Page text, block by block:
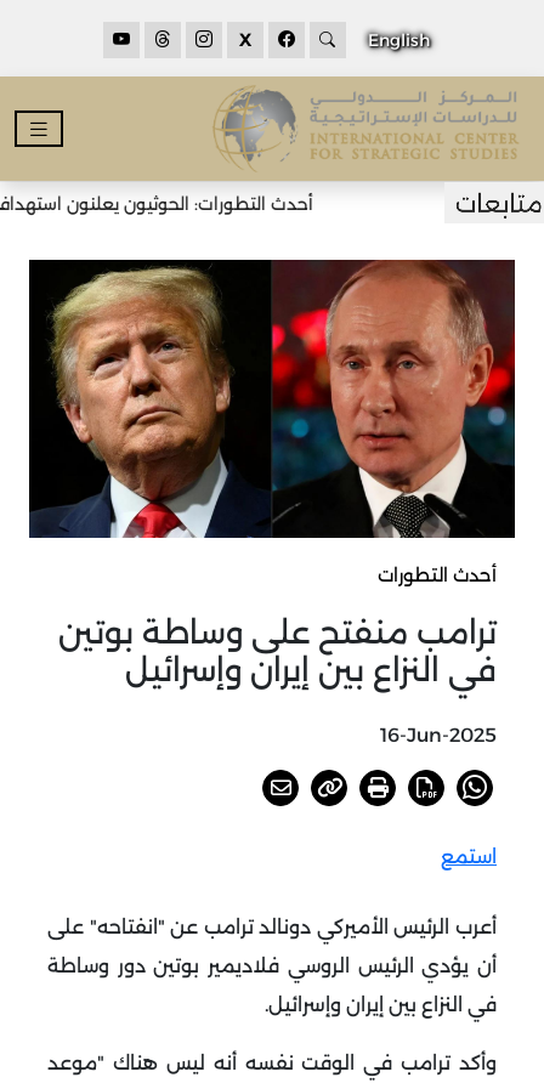
English
X
أحدث التطورات: الحوثيون يعلنون استهداف
أحدث التطورات
ترامب منفتح على وساطة بوتين
في النزاع بين إيران وإسرائيل
16-Jun-2025
استمع
أعرب الرئيس الأميركي دونالد ترامب عن "انفتاحه" على
أن يؤدي الرئيس الروسي فلاديمير بوتين دور وساطة
في النزاع بين إيران وإسرائيل.
وأكد ترامب في الوقت نفسه أنه ليس هناك "موعد